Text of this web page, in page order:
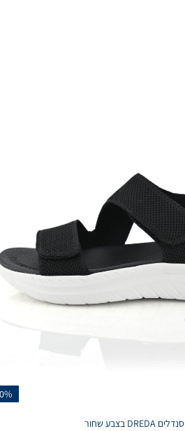
סנדלים DREDA בצבע שחור